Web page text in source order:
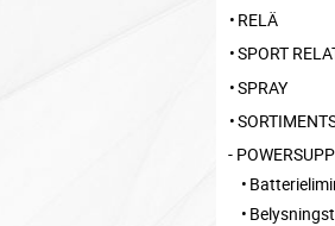
RELÄ
SPORT
SPRAY